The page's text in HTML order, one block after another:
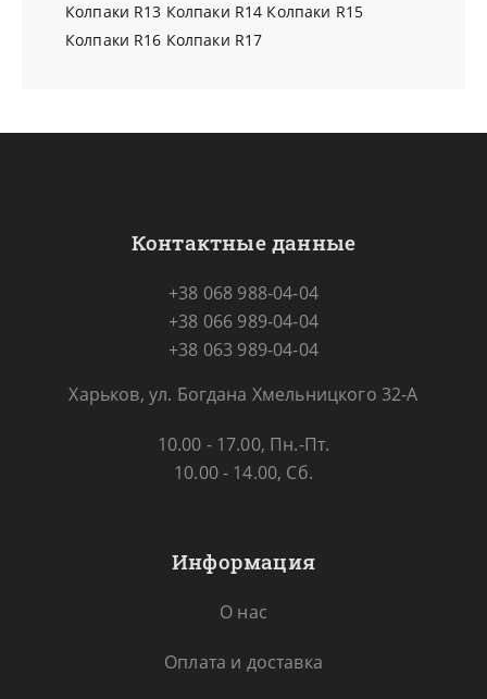
Колпаки R13 Колпаки R14 Колпаки R15
Колпаки R16 Колпаки R17
Контактные данные
+38 068 988-04-04
+38 066 989-04-04
+38 063 989-04-04
Харьков, ул. Богдана Хмельницкого 32-А
10.00 - 17.00, Пн.-Пт.
10.00 - 14.00, Сб.
Информация
О нас
Оплата и доставка